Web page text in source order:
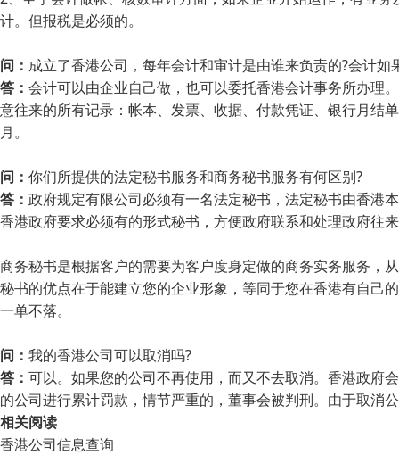
计。但报税是必须的。
问： 成立了香港公司，每年会计和审计是由谁来负责的?会计
答： 会计可以由企业自己做，也可以委托香港会计事务所办理
意往来的所有记录：帐本、发票、收据、付款凭证、银行月结
月。
问： 你们所提供的法定秘书服务和商务秘书服务有何区别?
答： 政府规定有限公司必须有一名法定秘书，法定秘书由香港
香港政府要求必须有的形式秘书，方便政府联系和处理政府往
商务秘书是根据客户的需要为客户度身定做的商务实务服务，
秘书的优点在于能建立您的企业形象，等同于您在香港有自己
一单不落。
问： 我的香港公司可以取消吗?
答： 可以。如果您的公司不再使用，而又不去取消。香港政府
的公司进行累计罚款，情节严重的，董事会被判刑。由于取消
相关阅读
香港公司信息查询